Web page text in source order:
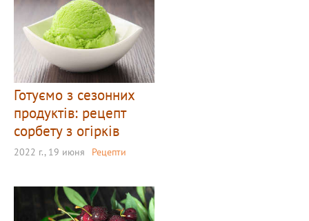
Готуємо з сезонних
продуктів: рецепт
сорбету з огірків
2022 г., 19 июня Рецепти